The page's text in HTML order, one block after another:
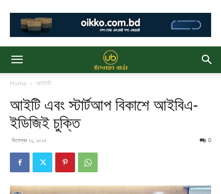
Home আইসিটি
আইটি এবং স্টার্টআপ বিকাশে আইবিএ-
ইডিজিই চুক্তি
ডিসেম্বর ২২, ২০২২ 0